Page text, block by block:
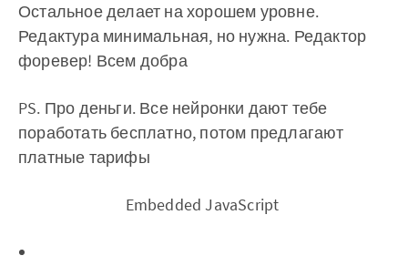
Остальное делает на хорошем уровне.
Редактура минимальная, но нужна. Редактор
форевер! Всем добра
PS. Про деньги. Все нейронки дают тебе
поработать бесплатно, потом предлагают
платные тарифы
‌ Embedded JavaScript